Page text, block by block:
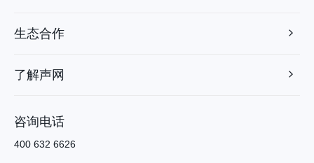
生态合作
了解声网
咨询电话
400 632 6626